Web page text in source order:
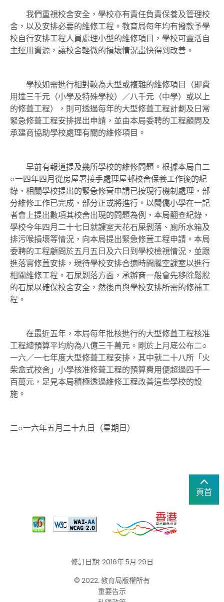
我們重視校舍安全，學校亦有責任負責保養及管理校
舍，以及安排必要的維修工程。教育局每年均有撥款予學
校自行安排工程人員處理小型的維修項目，學校可靈活自
主運用資源，讓校舍輕微的損壞情況盡快得到改善。
學校如需進行相對較為大型或複雜的維修項目（即費
用達三千元（小學及特殊學校）／八千元（中學）或以上
的修葺工程），則可透過每年的大型修葺工程計劃及日常
緊急修葺工程安排提出申請，並由本局委聘的工程顧問及
承建商協助學校處理有關的維修項目。
早前有報道提及幾所學校的維修問題。根據本局自二
○一四年四月從房屋署接手處理屋邨校舍保養工作後的紀
錄，相關學校提出的緊急修葺申請已按現行機制處理，部
分維修工作已完成，部分正或將進行。以閩僑小學在一記
者會上提出數項其校舍出現的問題為例，本局翻查紀錄，
學校今年四月二十七日就課室天花石屎剝落、廁所水箱及
排污喉損壞等情況，向本局提出緊急修葺工程申請。本局
委聘的工程顧問於五月五日及六日到學校檢視情況，並跟
進落實修葺安排，現待學校安排合適時間騰空課室以進行
相關維修工程。石屎剝落方面，承辦商一般會先移除鬆脫
的石屎以確保校舍安全，然後再與學校安排所需的修補工
程。
在最近五年，本局每年批核進行的大型修葺工程核准
工程總預算平均約為八億三千萬元。剛於上月底公布二○
一六／一七年度大型修葺工程安排，其中就二十八所「火
柴盒式校舍」小學核准修葺工程的預算費用便超過四千一
百萬元，足見本局積極透過維修工程改善這些學校的設
施。
二○一六年五月二十九日（星期日）
頁首
修訂日期: 2016年 5月 29日
© 2022. 教育局版權所有
重要告示